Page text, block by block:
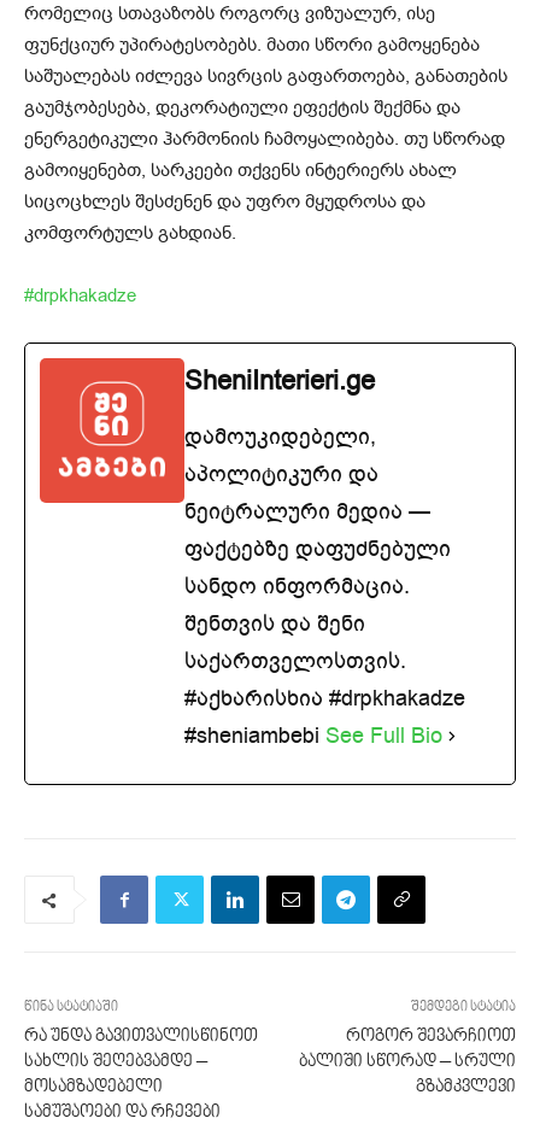
რომელიც სთავაზობს როგორც ვიზუალურ, ისე
ფუნქციურ უპირატესობებს. მათი სწორი გამოყენება
საშუალებას იძლევა სივრცის გაფართოება, განათების
გაუმჯობესება, დეკორატიული ეფექტის შექმნა და
ენერგეტიკული ჰარმონიის ჩამოყალიბება. თუ სწორად
გამოიყენებთ, სარკეები თქვენს ინტერიერს ახალ
სიცოცხლეს შესძენენ და უფრო მყუდროსა და
კომფორტულს გახდიან.
#drpkhakadze
SheniInterieri.ge
დამოუკიდებელი,
აპოლიტიკური და
ნეიტრალური მედია —
ფაქტებზე დაფუძნებული
სანდო ინფორმაცია.
შენთვის და შენი
საქართველოსთვის.
#აქხარისხია #drpkhakadze
#sheniambebi See Full Bio
წინა სტატიაში
რა უნდა გავითვალისწინოთ
სახლის შეღებვამდე –
მოსამზადებელი
სამუშაოები და რჩევები
შემდეგი სტატია
როგორ შევარჩიოთ
ბალიში სწორად – სრული
გზამკვლევი